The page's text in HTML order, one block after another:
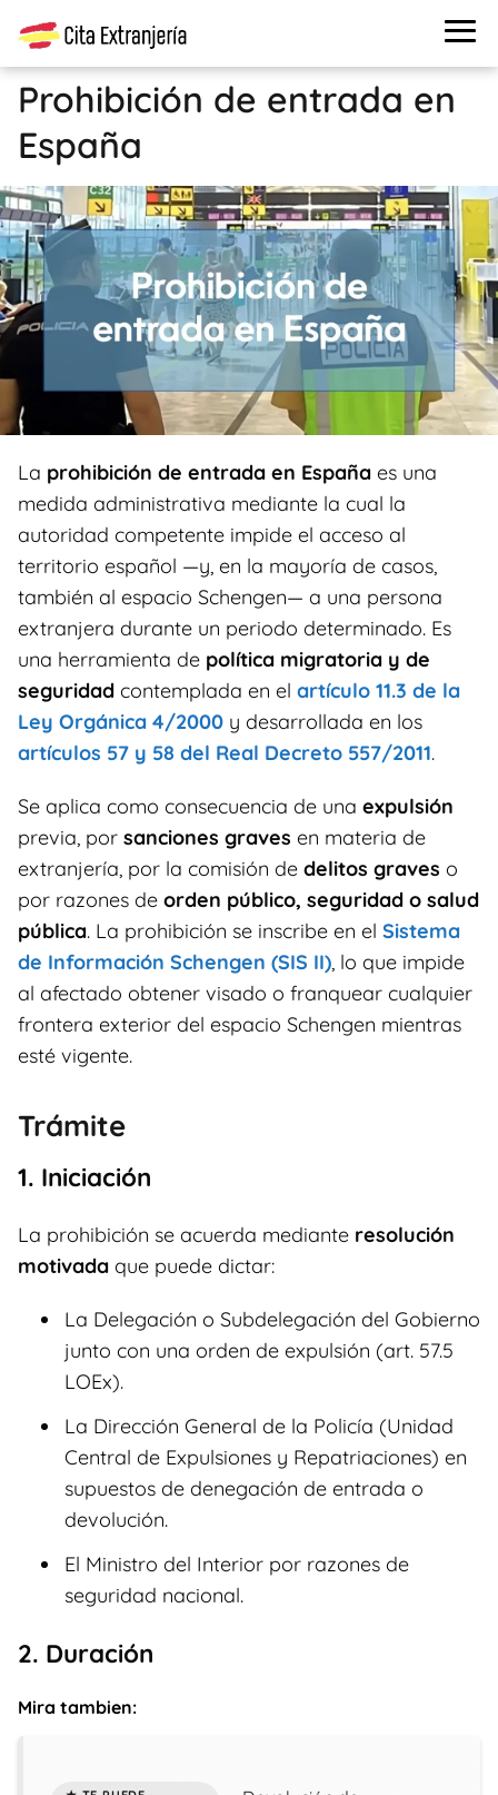
Prohibición de entrada en
España
La prohibición de entrada en España es una
medida administrativa mediante la cual la
autoridad competente impide el acceso al
territorio español —y, en la mayoría de casos,
también al espacio Schengen— a una persona
extranjera durante un periodo determinado. Es
una herramienta de política migratoria y de
seguridad contemplada en el artículo 11.3 de la
Ley Orgánica 4/2000 y desarrollada en los
artículos 57 y 58 del Real Decreto 557/2011.
Se aplica como consecuencia de una expulsión
previa, por sanciones graves en materia de
extranjería, por la comisión de delitos graves o
por razones de orden público, seguridad o salud
pública. La prohibición se inscribe en el Sistema
de Información Schengen (SIS II), lo que impide
al afectado obtener visado o franquear cualquier
frontera exterior del espacio Schengen mientras
esté vigente.
Trámite
1. Iniciación
La prohibición se acuerda mediante resolución
motivada que puede dictar:
La Delegación o Subdelegación del Gobierno
junto con una orden de expulsión (art. 57.5
LOEx).
La Dirección General de la Policía (Unidad
Central de Expulsiones y Repatriaciones) en
supuestos de denegación de entrada o
devolución.
El Ministro del Interior por razones de
seguridad nacional.
2. Duración
Mira tambien: